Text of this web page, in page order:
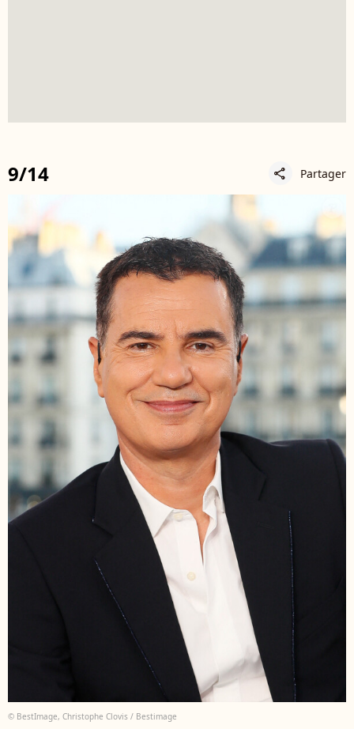
9/14 share Partager
© BestImage, Christophe Clovis / Bestimage